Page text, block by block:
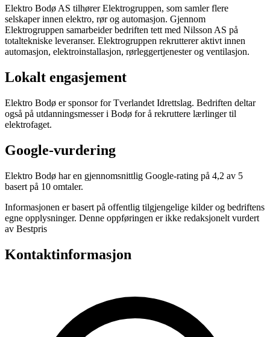
Elektro Bodø AS tilhører Elektrogruppen, som samler flere
selskaper innen elektro, rør og automasjon. Gjennom
Elektrogruppen samarbeider bedriften tett med Nilsson AS på
totaltekniske leveranser. Elektrogruppen rekrutterer aktivt innen
automasjon, elektroinstallasjon, rørleggertjenester og ventilasjon.
Lokalt engasjement
Elektro Bodø er sponsor for Tverlandet Idrettslag. Bedriften deltar
også på utdanningsmesser i Bodø for å rekruttere lærlinger til
elektrofaget.
Google-vurdering
Elektro Bodø har en gjennomsnittlig Google-rating på 4,2 av 5
basert på 10 omtaler.
Informasjonen er basert på offentlig tilgjengelige kilder og bedriftens
egne opplysninger. Denne oppføringen er ikke redaksjonelt vurdert
av Bestpris
Kontaktinformasjon